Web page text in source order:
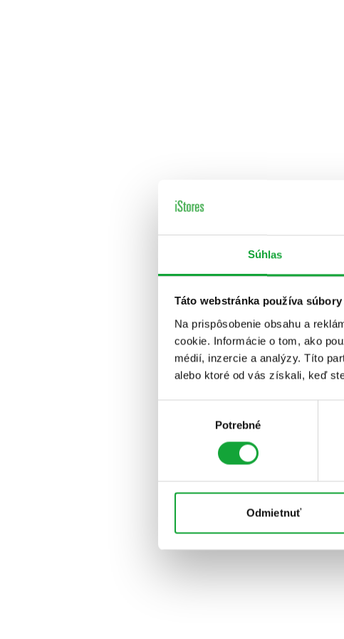
Súhlas
Táto webstránka používa
Na prispôsobenie obsahu a
cookie. Informácie o tom, ako
médií, inzercie a analýzy. Títo
alebo ktoré od vás získali, keď
Potrebné
Odmietnuť